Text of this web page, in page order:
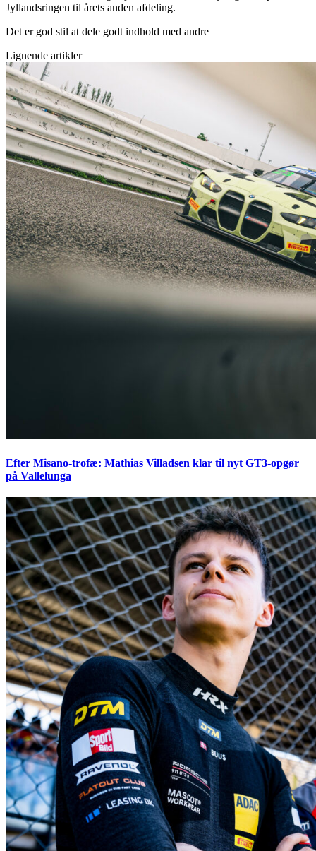
Jyllandsringen til årets anden afdeling.
Det er god stil at dele godt indhold med andre
Lignende artikler
Efter Misano-trofæ: Mathias Villadsen klar til nyt GT3-opgør
på Vallelunga